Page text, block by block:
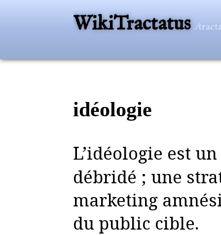
WikiTractatus /
idéologie
L’idéologie est un storytelling
débridé ; une
marketing
du public cible.